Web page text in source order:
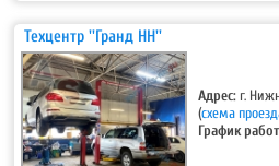
Техцентр ''Гранд НН''
Адрес: г.
(схема
График